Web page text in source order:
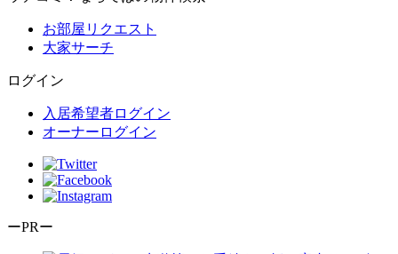
お部屋リクエスト
大家サーチ
ログイン
入居希望者ログイン
オーナーログイン
ーPRー